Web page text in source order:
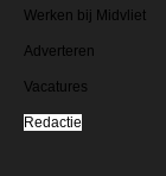
Werken bij Midvliet
Adverteren
Vacatures
Redactie